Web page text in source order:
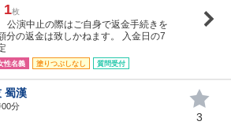
1枚
演中止の際はご自身で返金手続きを
分の返金は致しかねます。 入金日の7
性名義 塗りつぶしなし 質問受付
蜀漢
分
3